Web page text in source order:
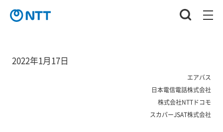
2022年1月17日
エアバス
日本電信電話株式会社
株式会社NTTドコモ
スカパーJSAT株式会社